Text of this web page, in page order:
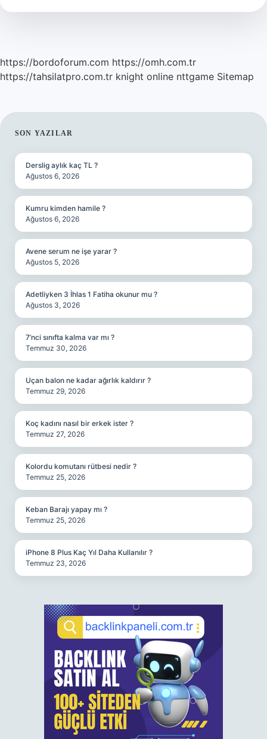
https://bordoforum.com https://omh.com.tr
https://tahsilatpro.com.tr knight online nttgame Sitemap
SIDEBAR
SON YAZILAR
Derslig aylık kaç TL ?
Ağustos 6, 2026
Kumru kimden hamile ?
Ağustos 6, 2026
Avene serum ne işe yarar ?
Ağustos 5, 2026
Adetliyken 3 İhlas 1 Fatiha okunur mu ?
Ağustos 3, 2026
7’nci sınıfta kalma var mı ?
Temmuz 30, 2026
Uçan balon ne kadar ağırlık kaldırır ?
Temmuz 29, 2026
Koç kadını nasıl bir erkek ister ?
Temmuz 27, 2026
Kolordu komutanı rütbesi nedir ?
Temmuz 25, 2026
Keban Barajı yapay mı ?
Temmuz 25, 2026
iPhone 8 Plus Kaç Yıl Daha Kullanılır ?
Temmuz 23, 2026